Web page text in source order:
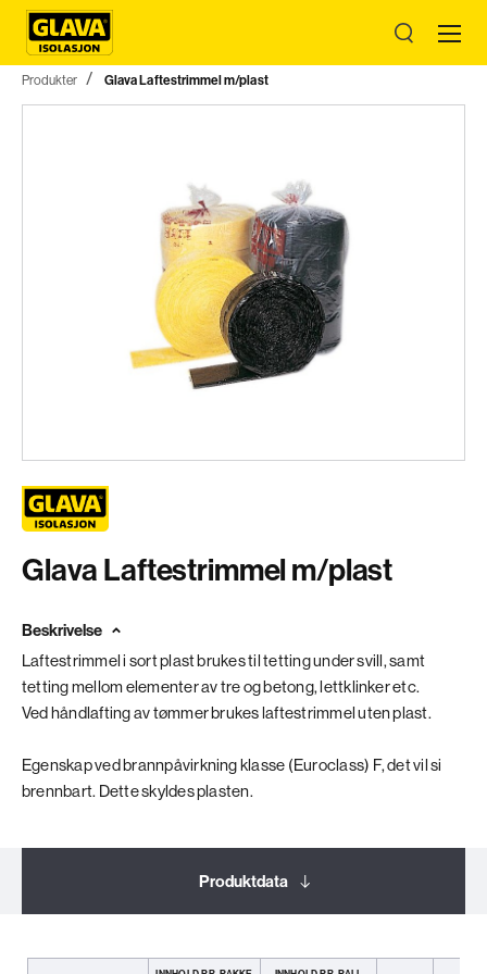
Produkter Glava Laftestrimmel m/plast
Glava Laftestrimmel m/plast
Beskrivelse
Laftestrimmel i sort plast brukes til tetting under svill, samt
tetting mellom elementer av tre og betong, lettklinker etc.
Ved håndlafting av tømmer brukes laftestrimmel uten plast.
Egenskap ved brannpåvirkning klasse (Euroclass) F, det vil si
brennbart. Dette skyldes plasten.
Produktdata